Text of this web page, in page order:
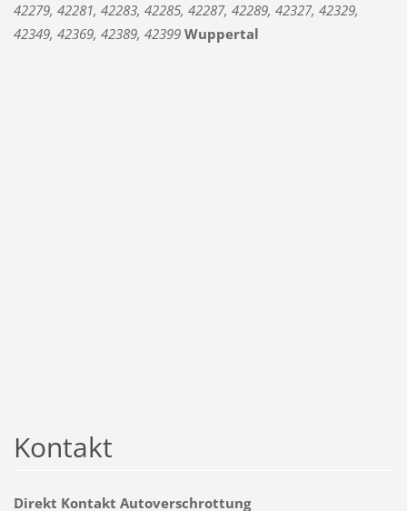
42279, 42281, 42283, 42285, 42287, 42289, 42327, 42329,
42349, 42369, 42389, 42399 Wuppertal
Kontakt
Direkt Kontakt Autoverschrottung